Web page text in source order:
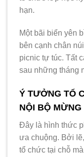
hạn.
Một bãi biển yên
bên cạnh chân
picnic tự túc. Tất
sau những tháng
Ý TƯỞNG TỔ
NỘI BỘ
Đây là hình thức
ưa chuộng. Bởi
tổ chức tại chỗ